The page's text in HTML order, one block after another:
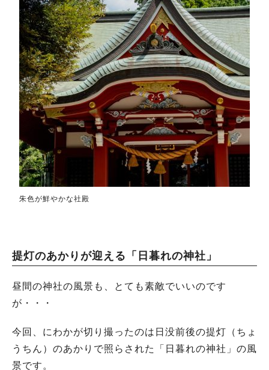
朱色が鮮やかな社殿
提灯のあかりが迎える「日暮れの神社」
昼間の神社の風景も、とても素敵でいいのです
が・・・
今回、にわかが切り撮ったのは日没前後の提灯（ちょ
うちん）のあかりで照らされた「日暮れの神社」の風
景です。